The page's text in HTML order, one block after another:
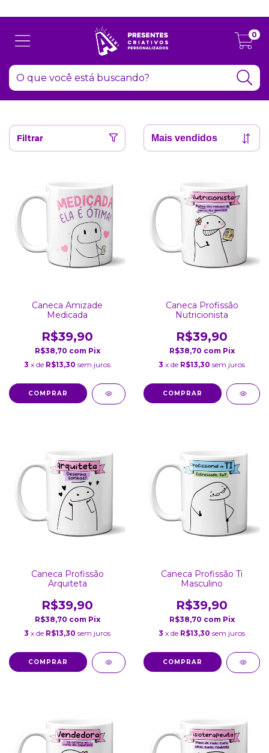
0
Filtrar
Caneca Amizade
Medicada
R$39,90
R$38,70 com Pix
3 x de R$13,30 sem juros
COMPRAR
Caneca Profissão
Nutricionista
R$39,90
R$38,70 com Pix
3 x de R$13,30 sem juros
COMPRAR
Caneca Profissão
Arquiteta
R$39,90
R$38,70 com Pix
3 x de R$13,30 sem juros
COMPRAR
Caneca Profissão Ti
Masculino
R$39,90
R$38,70 com Pix
3 x de R$13,30 sem juros
COMPRAR